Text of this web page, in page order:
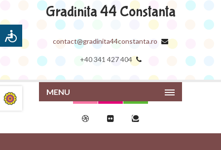
Gradinita 44 Constanta
contact@gradinita44constanta.ro
+40 341 427 404
MENU